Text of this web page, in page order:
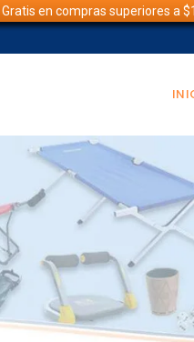
Gratis en compras superiores a